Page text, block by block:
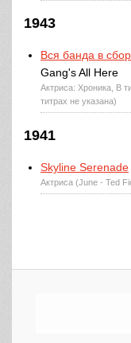
1943
Вся банда в
Gang's All Here
Актриса: Хроника, В
титрах не указана)
1941
Skyline Serenade
Актриса (June - Ted